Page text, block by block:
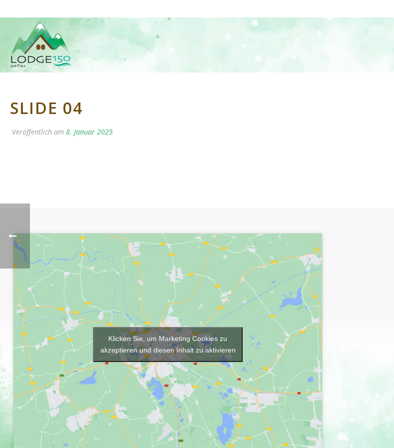
SLIDE 04
Veröffentlich am 8. Januar 2025
Klicken Sie, um Marketing Cookies zu
akzeptieren und diesen Inhalt zu aktivieren